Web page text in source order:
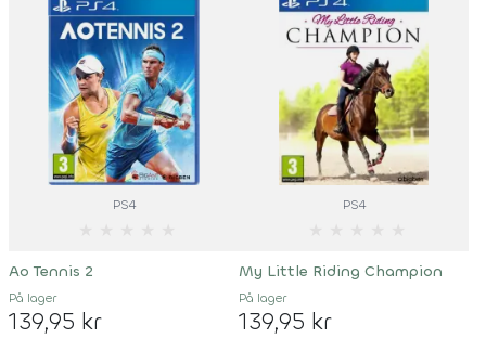
PS4
Ao Tennis 2
På lager
139,95 kr
PS4
My Little Riding Champion
På lager
139,95 kr